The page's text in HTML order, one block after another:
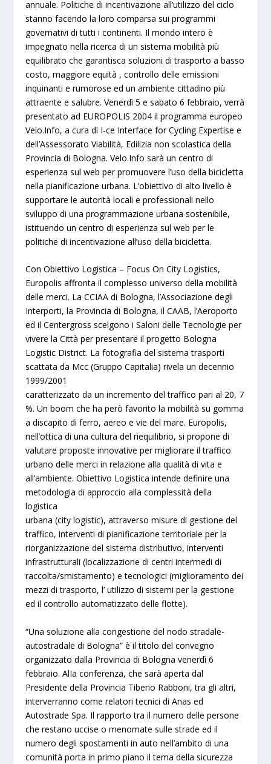
annuale. Politiche di incentivazione all’utilizzo del ciclo
stanno facendo la loro comparsa sui programmi
governativi di tutti i continenti. Il mondo intero è
impegnato nella ricerca di un sistema mobilità più
equilibrato che garantisca soluzioni di trasporto a basso
costo, maggiore equità , controllo delle emissioni
inquinanti e rumorose ed un ambiente cittadino più
attraente e salubre.Venerdì 5 esabato 6 febbraio, verrà
presentato ad EUROPOLIS 2004 il programma europeo
Velo.Info, a cura di I-ce Interface for Cycling Expertise e
dell’Assessorato Viabilità, Edilizia non scolastica della
Provincia di Bologna. Velo.Info sarà un centro di
esperienza sul web per promuovere l’uso della bicicletta
nella pianificazione urbana. L’obiettivo di alto livello è
supportare le autorità locali e professionali nello
sviluppo di una programmazione urbana sostenibile,
istituendo un centro di esperienza sul web per le
politiche di incentivazione all’uso della bicicletta.
ConObiettivo Logistica – Focus On City Logistics,
Europolis affronta il complesso universo della mobilità
delle merci. La CCIAA di Bologna, l’Associazione degli
Interporti, la Provincia di Bologna, il CAAB, l’Aeroporto
ed il Centergross scelgono i Saloni delle Tecnologie per
vivere la Città per presentare il progetto Bologna
Logistic District. La fotografia del sistema trasporti
scattata da Mcc (Gruppo Capitalia) rivela un decennio
1999/2001
caratterizzato da un incremento del traffico pari al 20, 7
%. Un boom che ha però favorito la mobilità su gomma
a discapito di ferro, aereo e vie del mare. Europolis,
nell’ottica di una cultura del riequilibrio, si propone di
valutare proposte innovative per migliorare il traffico
urbano delle merci in relazione alla qualità di vita e
all’ambiente. Obiettivo Logistica intende definire una
metodologia di approccio alla complessità della
logistica
urbana (city logistic), attraverso misure di gestione del
traffico, interventi di pianificazione territoriale per la
riorganizzazione del sistema distributivo, interventi
infrastrutturali (localizzazione di centri intermedi di
raccolta/smistamento) e tecnologici (miglioramento dei
mezzi di trasporto, l’ utilizzo di sistemi per la gestione
ed il controllo automatizzato delle flotte).
“Una soluzione alla congestione del nodo stradale-
autostradale di Bologna” è il titolo del convegno
organizzato dalla Provincia di Bolognavenerdì 6
febbraio. AlIa conferenza, che sarà aperta dal
Presidente della Provincia Tiberio Rabboni, tra gli altri,
interverranno come relatori tecnici di Anas ed
Autostrade Spa. Il rapporto tra il numero delle persone
che restano uccise o menomate sulle strade ed il
numero degli spostamenti in auto nell’ambito di una
comunità porta in primo piano il tema della sicurezza